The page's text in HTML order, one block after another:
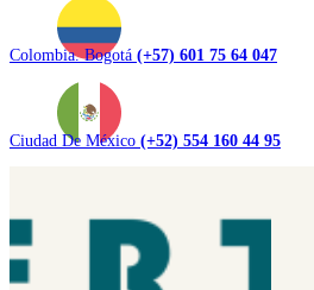
Colombia. Bogotá (+57) 601 75 64 047
Ciudad De México (+52) 554 160 44 95